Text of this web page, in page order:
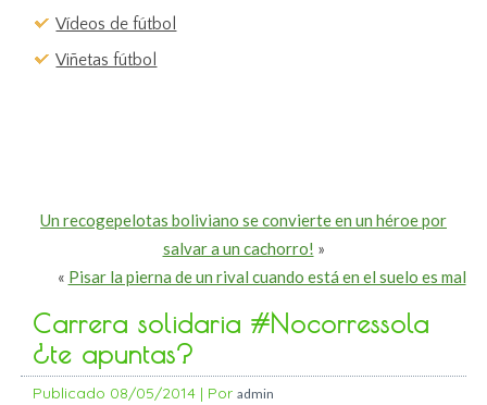
Vídeos de fútbol
Viñetas fútbol
Un recogepelotas boliviano se convierte en un héroe por
salvar a un cachorro! »
« Pisar la pierna de un rival cuando está en el suelo es mal
Carrera solidaria #Nocorressola
¿te apuntas?
Publicado 08/05/2014 | Por admin